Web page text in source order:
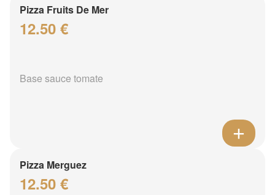
Pizza Fruits De Mer
12.50 €
Base sauce tomate
Pizza Merguez
12.50 €